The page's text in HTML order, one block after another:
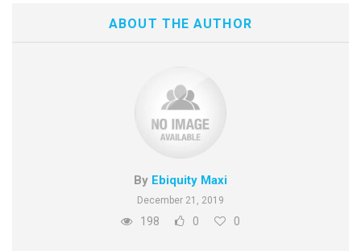
ABOUT THE AUTHOR
By Ebiquity Maxi
December 21, 2019
198 0 0